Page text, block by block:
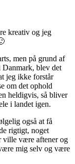
kreativ og jeg
men på grund af
Danmark, blev det
jeg ikke forstår
om det ophold
heldigvis, så bliver
i landet igen.
også at få
rigtigt, noget
ville være aftener og
mig selv og være